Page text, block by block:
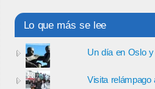
Lo que más se lee
Un día en Oslo y
Visita relámpago